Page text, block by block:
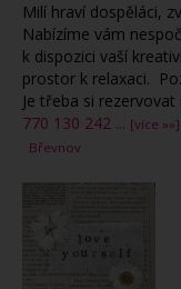
Milí hraví dospěláci,
Nabízíme vám
k dispozici vaší
prostor k relaxaci.
Je třeba si
770 130 242 ... [více »»]
Břevnov